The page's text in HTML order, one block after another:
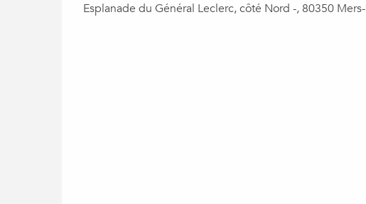
Esplanade du Général Leclerc, côté Nord -, 80350